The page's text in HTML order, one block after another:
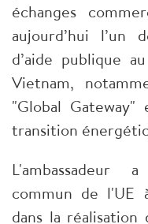
échanges
aujourd’hui l’un
d’aide publique
Vietnam,
"Global
transition
​L'ambassadeur
commun de l'UE
dans la